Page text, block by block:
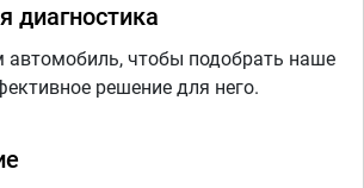
диагностика
чтобы подобрать наше
решение для него.